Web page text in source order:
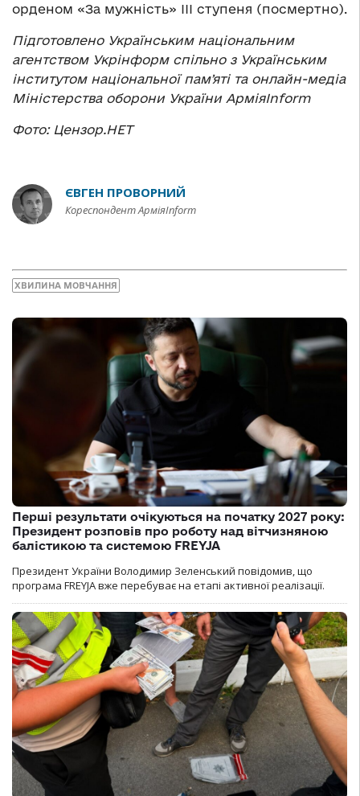
орденом «За мужність» III ступеня (посмертно).
Підготовлено Українським національним
агентством Укрінформ спільно з Українським
інститутом національної памʼяті та онлайн-медіа
Міністерства оборони України АрміяInform
Фото: Цензор.НЕТ
ЄВГЕН ПРОВОРНИЙ
Кореспондент АрміяInform
ХВИЛИНА МОВЧАННЯ
Перші результати очікуються на початку 2027 року:
Президент розповів про роботу над вітчизняною
балістикою та системою FREYJA
Президент України Володимир Зеленський повідомив, що
програма FREYJA вже перебуває на етапі активної реалізації.